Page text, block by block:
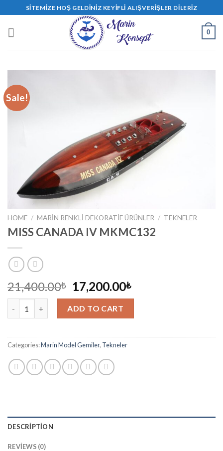
to
content
SITEMIZE HOŞ GELDINIZ KEYIFLI ALIŞVERIŞLER DILERIZ
0
Sale!
HOME / MARİN RENKLİ DEKORATİF ÜRÜNLER / TEKNELER
MISS CANADA IV MKMC132
21,400.00₺ 17,200.00₺
ADD TO CART
Categories:Marin Model Gemiler, Tekneler
DESCRIPTION
REVIEWS (0)